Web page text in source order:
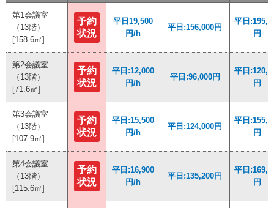
第1会議室
（13階）
[158.6㎡]
予約
状況
平日19,500
円/h
平日:156,000円
平日
円
第2会議室
（13階）
[71.6㎡]
予約
状況
平日:12,000
円/h
平日:96,000円
平日
円
第3会議室
（13階）
[107.9㎡]
予約
状況
平日:15,500
円/h
平日:124,000円
平日
円
第4会議室
（13階）
[115.6㎡]
予約
状況
平日:16,900
円/h
平日:135,200円
平日
円
第1会議室
（13階）
[158.6㎡]
予約
状況
平日19,500
円/h
平日:156,000円
平日
円
第2会議室
（13階）
[71.6㎡]
予約
状況
平日:12,000
円/h
平日:96,000円
平日
円
第3会議室
（13階）
[107.9㎡]
予約
状況
平日:15,500
円/h
平日:124,000円
平日
円
第4会議室
（13階）
[115.6㎡]
予約
状況
平日:16,900
円/h
平日:135,200円
平日
円